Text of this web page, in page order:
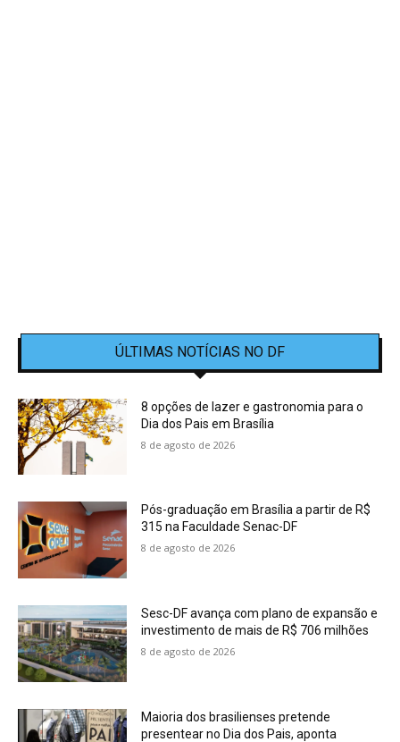
ÚLTIMAS NOTÍCIAS NO DF
8 opções de lazer e gastronomia para o
Dia dos Pais em Brasília
8 de agosto de 2026
Pós-graduação em Brasília a partir de R$
315 na Faculdade Senac-DF
8 de agosto de 2026
Sesc-DF avança com plano de expansão e
investimento de mais de R$ 706 milhões
8 de agosto de 2026
Maioria dos brasilienses pretende
presentear no Dia dos Pais, aponta